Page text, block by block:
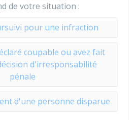
de votre situation :
pour une infraction
coupable ou avez fait
d'irresponsabilité
pénale
d'une personne disparue